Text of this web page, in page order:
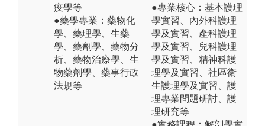
疫學等
●藥學專業：藥物化
學、藥理學、生藥
學、藥劑學、藥物分
析、藥物治療學、生
物藥劑學、藥事行政
法規等
●專業核心：基本護理
學實習、內外科護理
學及實習、產科護理
學及實習、兒科護理
學及實習、精神科護
理學及實習、社區衛
生護理學及實習、護
理專業問題研討、護
理研究等